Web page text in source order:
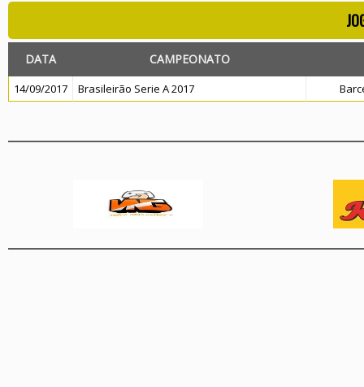
DATA CAMPEONATO
14/09/2017 Brasileirão Serie A 2017